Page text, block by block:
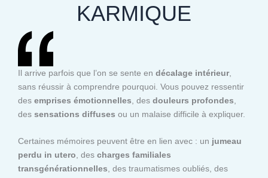
KARMIQUE
Il arrive parfois que l’on se sente en décalage intérieur,
sans réussir à comprendre pourquoi. Vous pouvez ressentir
des emprises émotionnelles , des douleurs profondes
des sensations diffuses ou un malaise difficile à expliquer.
Certaines mémoires peuvent être en lien avec : un jumeau
perdu in utero , des charges familiales
transgénérationnelles , des traumatismes oubliés, des